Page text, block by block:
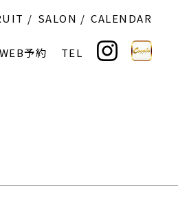
SALON CALENDAR
WEB予約 TEL